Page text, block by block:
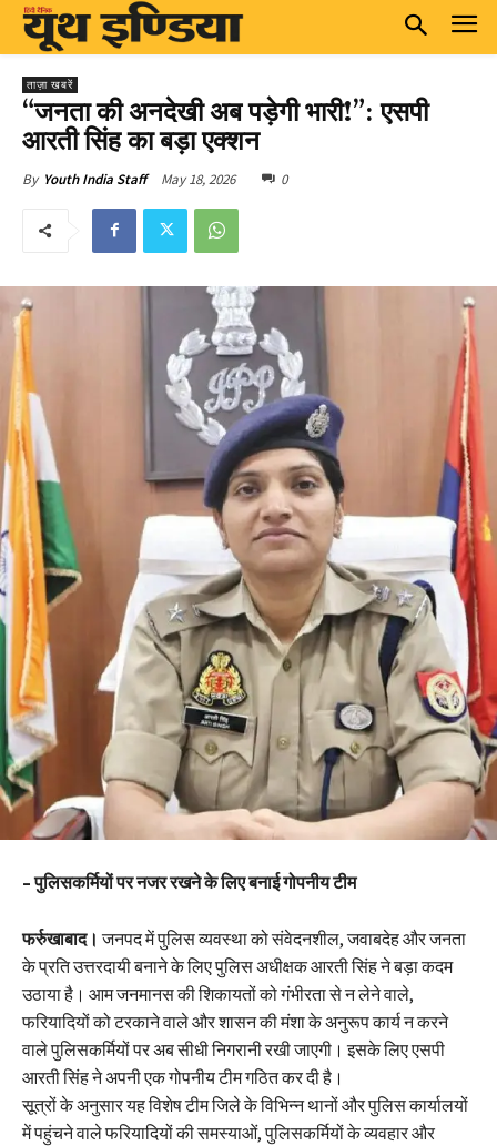
ताज़ा खबरें
“जनता की अनदेखी अब पड़ेगी भारी!”: एसपी
आरती सिंह का बड़ा एक्शन
By Youth India Staff May 18, 2026 0
– पुलिसकर्मियों पर नजर रखने के लिए बनाई गोपनीय टीम
फर्रुखाबाद। जनपद में पुलिस व्यवस्था को संवेदनशील, जवाबदेह और जनता
के प्रति उत्तरदायी बनाने के लिए पुलिस अधीक्षक आरती सिंह ने बड़ा कदम
उठाया है। आम जनमानस की शिकायतों को गंभीरता से न लेने वाले,
फरियादियों को टरकाने वाले और शासन की मंशा के अनुरूप कार्य न करने
वाले पुलिसकर्मियों पर अब सीधी निगरानी रखी जाएगी। इसके लिए एसपी
आरती सिंह ने अपनी एक गोपनीय टीम गठित कर दी है।
सूत्रों के अनुसार यह विशेष टीम जिले के विभिन्न थानों और पुलिस कार्यालयों
में पहुंचने वाले फरियादियों की समस्याओं, पुलिसकर्मियों के व्यवहार और